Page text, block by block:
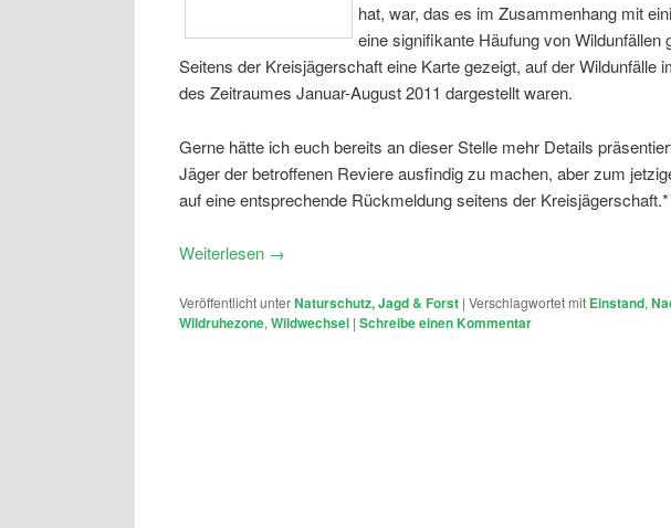
hat, war, das es im Zusammenhang mit
eine signifikante Häufung von Wildunfällen
Seitens der Kreisjägerschaft eine Karte gezeigt, auf der Wildunfälle
des Zeitraumes Januar-August 2011 dargestellt waren.
Gerne hätte ich euch bereits an dieser Stelle mehr Details
Jäger der betroffenen Reviere ausfindig zu machen, aber zum
auf eine entsprechende Rückmeldung seitens der Kreisjägerschaft.*
Weiterlesen →
Veröffentlicht unterNaturschutz, Jagd & Forst | Verschlagwortet mit Einstand,
Wildruhezone, Wildwechsel | Schreibe einen Kommentar